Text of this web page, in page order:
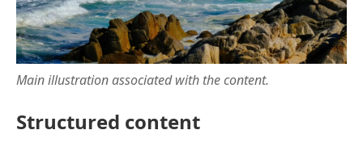
Main illustration associated with the content.
Structured content